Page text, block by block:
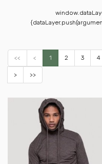
<< < 1 2 3 4
> >>